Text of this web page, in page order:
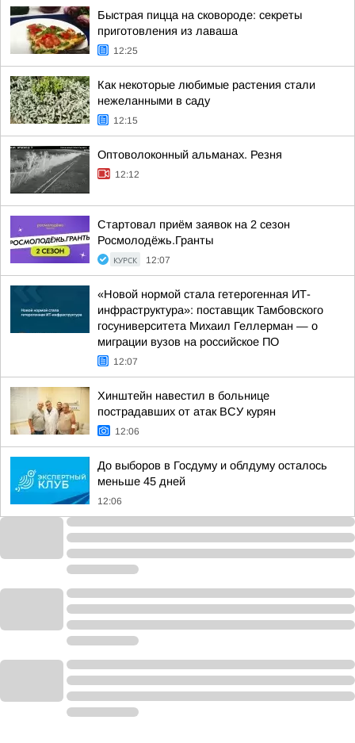
Быстрая пицца на сковороде: секреты
приготовления из лаваша
12:25
Как некоторые любимые растения стали
нежеланными в саду
12:15
Оптоволоконный альманах. Резня
12:12
Стартовал приём заявок на 2 сезон
Росмолодёжь.Гранты
КУРСК 12:07
«Новой нормой стала гетерогенная ИТ-
инфраструктура»: поставщик Тамбовского
госуниверситета Михаил Геллерман — о
миграции вузов на российское ПО
12:07
Хинштейн навестил в больнице
пострадавших от атак ВСУ курян
12:06
До выборов в Госдуму и облдуму осталось
меньше 45 дней
12:06